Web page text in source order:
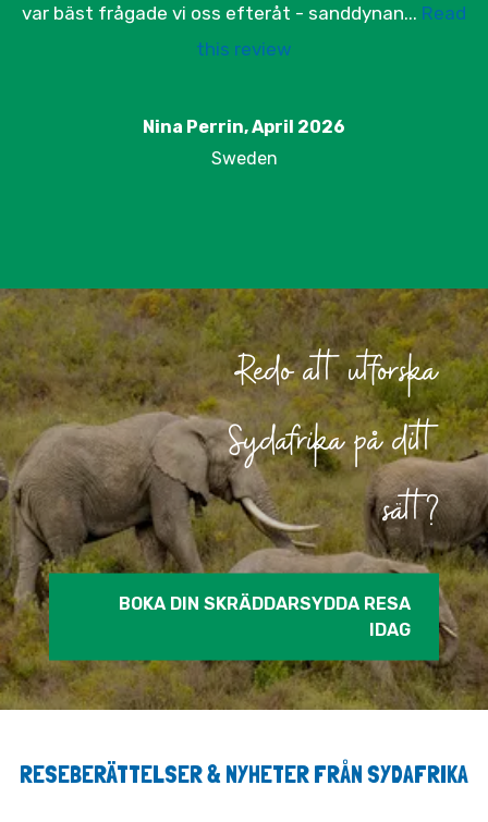
var bäst frågade vi oss efteråt - sanddynan... Read
this review
Nina Perrin, April 2026
Sweden
Redo att utforska
Sydafrika på ditt
sätt?
BOKA DIN SKRÄDDARSYDDA RESA
IDAG
RESEBERÄTTELSER & NYHETER FRÅN SYDAFRIKA